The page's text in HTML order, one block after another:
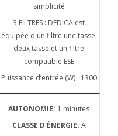
simplicité
3 FILTRES : DEDICA est
équipée d'un filtre une tasse,
deux tasse et un filtre
compatible ESE
Puissance d’entrée (W) : 1300
AUTONOMIE: 1 minutes
CLASSE D'ÉNERGIE: A